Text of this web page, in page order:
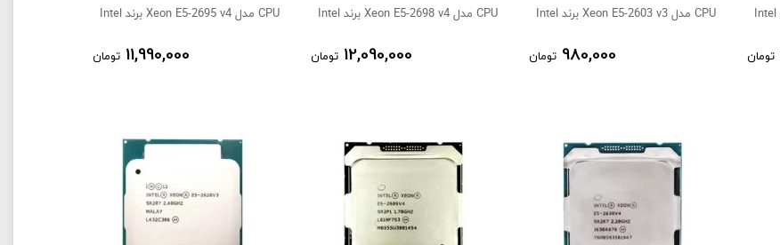
تومان
CPU مدل Xeon E5-2603 v3 برند Intel
980,000 تومان
CPU مدل Xeon E5-2698 v4 برند Intel
12,090,000 تومان
CPU مدل Xeon E5-2695 v4 برند Intel
11,990,000 تومان